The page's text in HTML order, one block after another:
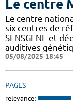
Le centre
Le centre
six centres de
SENSGENE et
auditives
05/08/2025 18:45
PAGES
relevance: